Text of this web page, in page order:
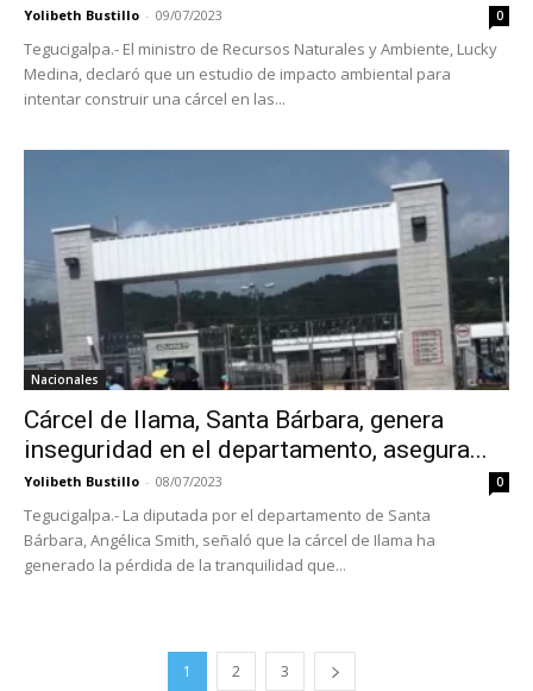
Yolibeth Bustillo - 09/07/2023 0
Tegucigalpa.- El ministro de Recursos Naturales y Ambiente, Lucky
Medina, declaró que un estudio de impacto ambiental para
intentar construir una cárcel en las...
Nacionales
Cárcel de Ilama, Santa Bárbara, genera
inseguridad en el departamento, asegura...
Yolibeth Bustillo - 08/07/2023 0
Tegucigalpa.- La diputada por el departamento de Santa
Bárbara, Angélica Smith, señaló que la cárcel de Ilama ha
generado la pérdida de la tranquilidad que...
1 2 3